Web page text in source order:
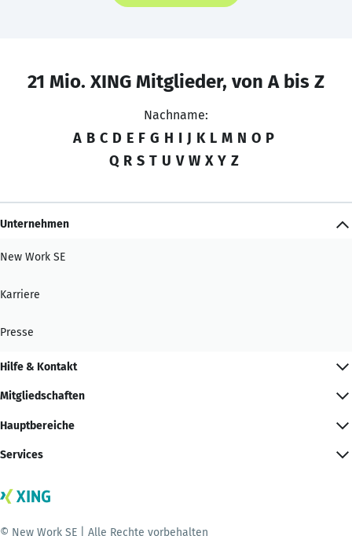
21 Mio. XING Mitglieder, von A bis Z
Nachname:
A B C D E F G H I J K L M N O P
Q R S T U V W X Y Z
Unternehmen
New Work SE
Karriere
Presse
Hilfe & Kontakt
Mitgliedschaften
Hauptbereiche
Services
© New Work SE | Alle Rechte vorbehalten